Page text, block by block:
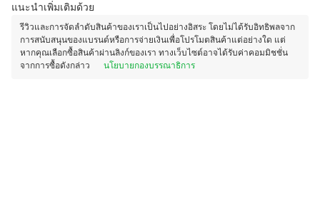
แนะนำเพิ่มเติมด้วย
รีวิวและการจัดลำดับสินค้าของเราเป็นไปอย่างอิสระ โดยไม่ได้รับอิทธิพลจาก
การสนับสนุนของแบรนด์หรือการจ่ายเงินเพื่อโปรโมตสินค้าแต่อย่างใด แต่
หากคุณเลือกซื้อสินค้าผ่านลิงก์ของเรา ทางเว็บไซต์อาจได้รับค่าคอมมิชชั่น
จากการซื้อดังกล่าว
นโยบายกองบรรณาธิการ